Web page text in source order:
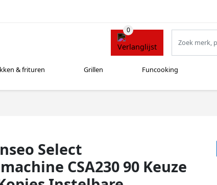
& frituren Grillen Funcooking
Select
CSA230 90 Keuze